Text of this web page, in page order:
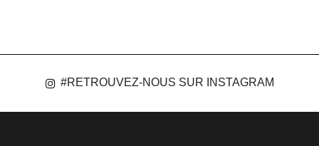
#RETROUVEZ-NOUS SUR INSTAGRAM